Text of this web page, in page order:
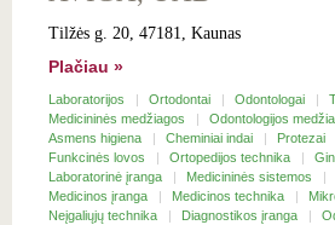
Tilžės g. 20, 47181, Kaunas
Plačiau »
Laboratorijos Ortodontai Odontologai
Medicininės medžiagos
Odontologijos
Asmens higiena
Cheminiai indai Protezai
Funkcinės lovos
Ortopedijos technika
Laboratorinė įranga
Medicininės sistemos
Medicinos įranga
Medicinos technika
Neįgaliųjų technika
Diagnostikos įranga